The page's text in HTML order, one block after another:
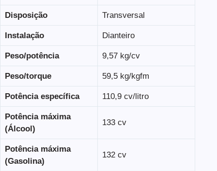
Disposição Transversal
Instalação Dianteiro
Peso/potência 9,57 kg/cv
Peso/torque 59,5 kg/kgfm
Potência específica 110,9 cv/litro
Potência máxima
(Álcool)
133 cv
Potência máxima
(Gasolina)
132 cv